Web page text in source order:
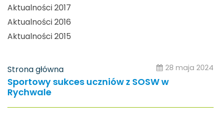
Aktualności 2017
Aktualności 2016
Aktualności 2015
Strona główna 28 maja 2024
Sportowy sukces uczniów z SOSW w
Rychwale